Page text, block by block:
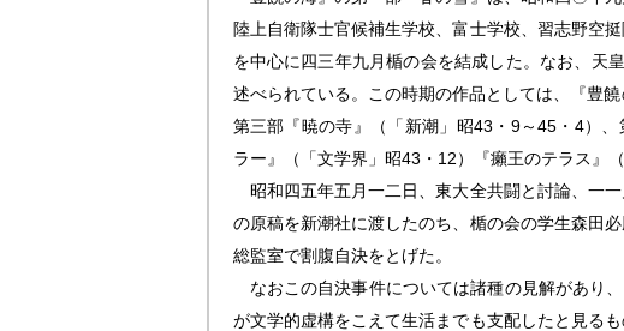
陸上自衛隊士官候補生学校、富士学校、習志野空
を中心に四三年九月楯の会を結成した。なお、
述べられている。この時期の作品としては、『豊
第三部『暁の寺』（「新潮」昭43・9～45・4）
ラー』（「文学界」昭43・12）『癩王のテラス』
昭和四五年五月一二日、東大全共闘と討論、一
の原稿を新潮社に渡したのち、楯の会の学生森田
総監室で割腹自決をとげた。
なおこの自決事件については諸種の見解があり
が文学的虚構をこえて生活までも支配したと見る